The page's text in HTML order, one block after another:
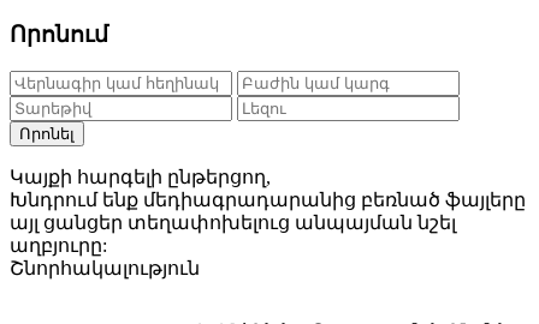
Որոնում
Որոնել
Կայքի հարգելի ընթերցող,
Խնդրում ենք մեդիագրադարանից բեռնած ֆայլերը
այլ ցանցեր տեղափոխելուց անպայման նշել
աղբյուրը:
Շնորհակալություն